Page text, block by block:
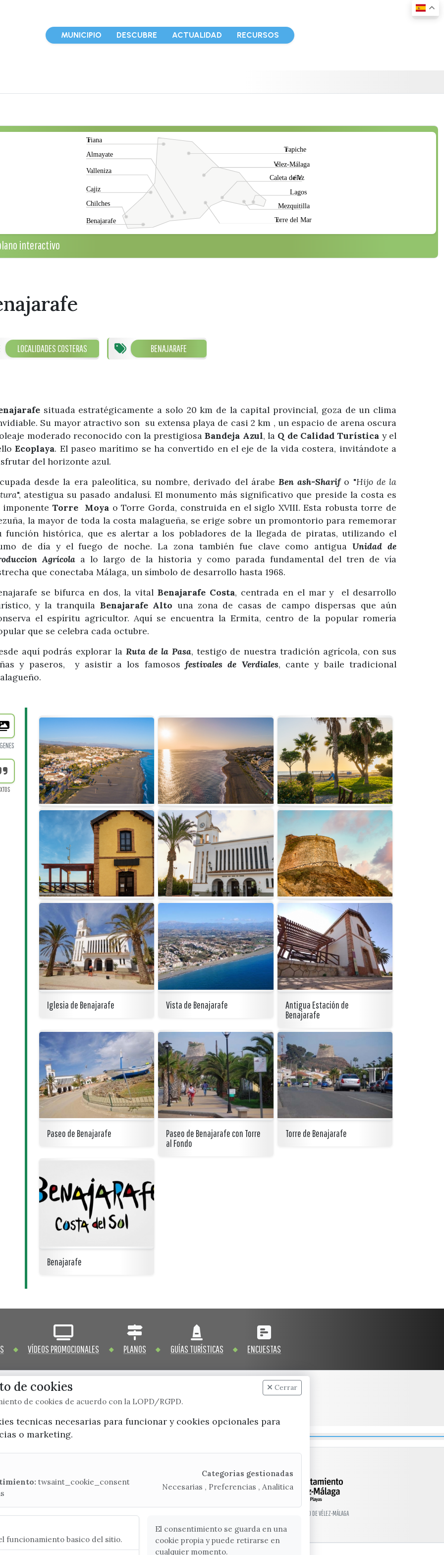
MUNICIPIO DESCUBRE ACTUALIDAD RECURSOS
interactivo
LOCALIDADES COSTERAS BENAJARAFE
situada estratégicamente a solo 20 km de la capital provincial, goza de un clima
Su mayor atractivo son su extensa playa de casi 2 km , un espacio de arena oscura
moderado reconocido con la prestigiosaBandeja Azul, la Q de Calidad Turística y el
Ecoplaya. El paseo marítimo se ha convertido en el eje de la vida costera, invitándote a
del horizonte azul.
desde la era paleolítica, su nombre, derivado del árabe Ben ash-Sharifo "Hijo de la
", atestigua su pasado andalusí. El monumento más significativo que preside la costa es
imponenteTorre Moya o Torre Gorda, construida en el siglo XVIII. Esta robusta torre de
la mayor de toda la costa malagueña, se erige sobre un promontorio para rememorar
función histórica, que es alertar a los pobladores de la llegada de piratas, utilizando el
de día y el fuego de noche. La zona también fue clave como antiguaUnidad de
Agrícola a lo largo de la historia y como parada fundamental del tren de vía
que conectaba Málaga, un símbolo de desarrollo hasta 1968.
se bifurca en dos, la vitalBenajarafe Costa, centrada en el mar y el desarrollo
y la tranquila Benajarafe Alto una zona de casas de campo dispersas que aún
el espíritu agricultor. Aquí se encuentra la Ermita, centro de la popular romería
que se celebra cada octubre.
aquí podrás explorar la Ruta de la Pasa, testigo de nuestra tradición agrícola, con sus
y paseros, y asistir a los famosos festivales de Verdiales, cante y baile tradicional
Iglesia de Benajarafe Vista de Benajarafe
Antigua Estación de
Benajarafe
Paseo de Benajarafe
Paseo de Benajarafe con Torre
al Fondo
Torre de Benajarafe
Benajarafe
VÍDEOS PROMOCIONALES PLANOS GUÍAS TURÍSTICAS ENCUESTAS
instagram
turismo@velezmalaga.es
C/ Poniente, 2. CP 29740 - Torre del Mar
© EXCMO. AYUNTAMIENTO DE VÉLEZ-MÁLAGA
de cookies
de cookies de acuerdo con la LOPD/RGPD.
Cerrar
tecnicas necesarias para funcionar y cookies opcionales para
o marketing.
twsaint_cookie_consent
Categorias gestionadas
Necesarias , Preferencias , Analitica
funcionamiento basico del sitio.
El consentimiento se guarda en una
cookie propia y puede retirarse en
cualquier momento.